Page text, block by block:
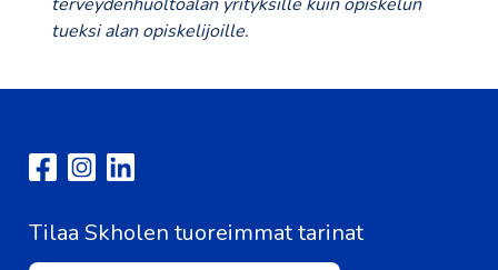
tueksi alan opiskelijoille.
Tilaa Skholen tuoreimmat tarinat